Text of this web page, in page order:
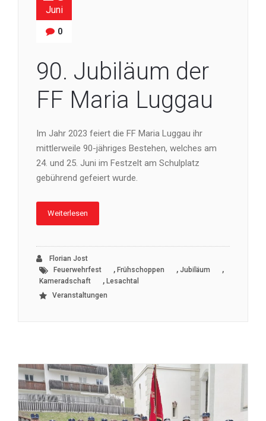
Juni
0
90. Jubiläum der
FF Maria Luggau
Im Jahr 2023 feiert die FF Maria Luggau ihr
mittlerweile 90-jähriges Bestehen, welches am
24. und 25. Juni im Festzelt am Schulplatz
gebührend gefeiert wurde.
Weiterlesen
Florian Jost
Feuerwehrfest
, Frühschoppen , Jubiläum ,
Kameradschaft , Lesachtal
Veranstaltungen